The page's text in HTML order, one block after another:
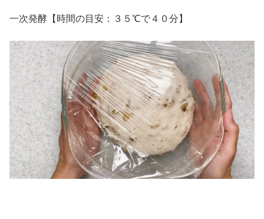
一次発酵【時間の目安：３５℃で４０分】